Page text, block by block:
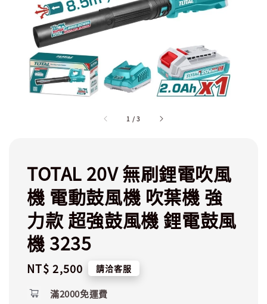
1 /3
TOTAL 20V 無刷鋰電吹風
機 電動鼓風機 吹葉機 強
力款 超強鼓風機 鋰電鼓風
機 3235
Regular
NT$ 2,500 請洽客服
滿2000免運費